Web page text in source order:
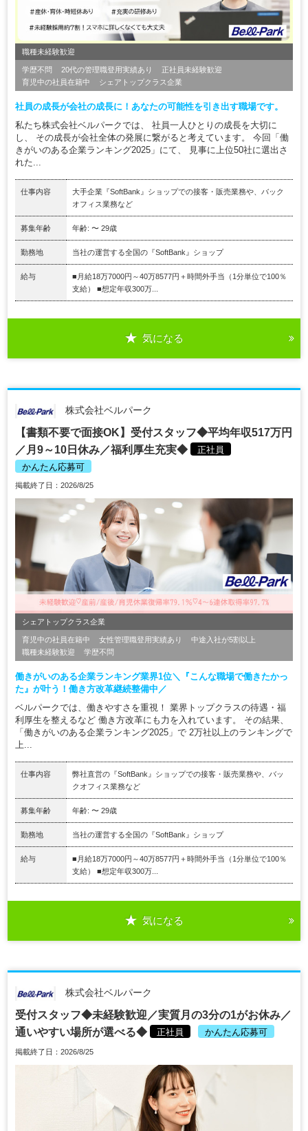
職種未経験歓迎
学歴不問 20代の管理職登用実績あり
正社員未経験歓迎
育児中の社員在籍中
シェアトップクラス企業
社員の成長が会社の成長に！あなたの可能性を引き出す職場です。
私たち株式会社ベルパークでは、 社員一人ひとりの成長を大切に
し、 その成長が会社全体の発展に繋がると考えています。 今回「働
きがいのある企業ランキング2025」にて、 見事に上位50社に選出さ
れた...
仕事内容
大手企業『SoftBank』ショップでの接客・販売業務や、バック
オフィス業務など
募集年齢 年齢: 〜 29歳
勤務地 当社の運営する全国の『SoftBank』ショップ
給与
■月給18万7000円～40万8577円＋時間外手当（1分単位で100％
支給） ■想定年収300万...
気になる
株式会社ベルパーク
【書類不要で面接OK】受付スタッフ◆平均年収517万円
／月9～10日休み／福利厚生充実◆
正社員
かんたん応募可
掲載終了日：2026/8/25
シェアトップクラス企業
育児中の社員在籍中 女性管理職登用実績あり
中途入社が5割以上
職種未経験歓迎
学歴不問
働きがいのある企業ランキング業界1位＼『こんな職場で働きたかっ
た』が叶う！働き方改革継続整備中／
ベルパークでは、働きやすさを重視！ 業界トップクラスの待遇・福
利厚生を整えるなど 働き方改革にも力を入れています。 その結果、
「働きがいのある企業ランキング2025」で 2万社以上のランキングで
上...
仕事内容
弊社直営の『SoftBank』ショップでの接客・販売業務や、バッ
クオフィス業務など
募集年齢 年齢: 〜 29歳
勤務地 当社の運営する全国の『SoftBank』ショップ
給与
■月給18万7000円～40万8577円＋時間外手当（1分単位で100％
支給） ■想定年収300万...
気になる
株式会社ベルパーク
受付スタッフ◆未経験歓迎／実質月の3分の1がお休み／
通いやすい場所が選べる◆
正社員 かんたん応募可
掲載終了日：2026/8/25